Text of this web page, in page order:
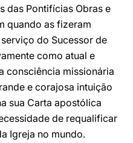
das Pontifícias Obras e
quando as fizeram
do Sucessor de
como atual e
consciência missionária
e corajosa intuição
sua Carta apostólica
de requalificar
Igreja no mundo.